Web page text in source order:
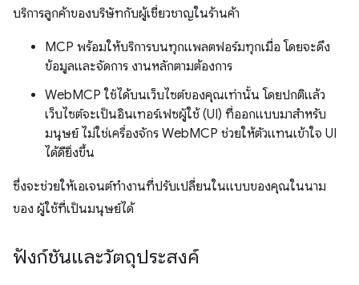
บริการลูกค้าของบริษัทกับผู้เชี่ยวชาญในร้านค้า
MCP พร้อมให้บริการบนทุกแพลตฟอร์มทุกเมื่อ โดยจะดึง
ข้อมูลและจัดการ งานหลักตามต้องการ
WebMCP ใช้ได้บนเว็บไซต์ของคุณเท่านั้น โดยปกติแล้ว
เว็บไซต์จะเป็นอินเทอร์เฟซผู้ใช้ (UI) ที่ออกแบบมาสำหรับ
มนุษย์ ไม่ใช่เครื่องจักร WebMCP ช่วยให้ตัวแทนเข้าใจ UI
ได้ดียิ่งขึ้น
ซึ่งจะช่วยให้เอเจนต์ทำงานที่ปรับเปลี่ยนในแบบของคุณในนาม
ของ ผู้ใช้ที่เป็นมนุษย์ได้
ฟังก์ชันและวัตถุประสงค์